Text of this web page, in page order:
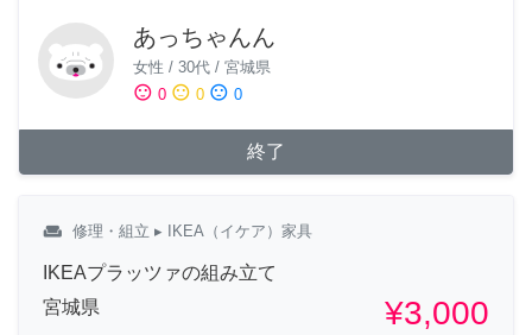
あっちゃんん
女性 / 30代 / 宮城県
sentiment_satisfied 0 sentiment_neutral 0 sentiment_dissatisfied 0
終了
weekend 修理・組立 ▸ IKEA（イケア）家具
IKEAプラッツァの組み立て
宮城県
¥3,000